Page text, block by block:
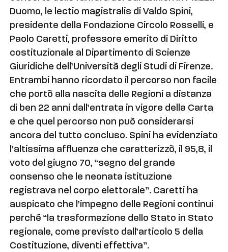
Duomo, le lectio magistralis di Valdo Spini,
presidente della Fondazione Circolo Rosselli, e
Paolo Caretti, professore emerito di Diritto
costituzionale al Dipartimento di Scienze
Giuridiche dell’Università degli Studi di Firenze.
Entrambi hanno ricordato il percorso non facile
che portò alla nascita delle Regioni a distanza
di ben 22 anni dall’entrata in vigore della Carta
e che quel percorso non può considerarsi
ancora del tutto concluso. Spini ha evidenziato
l’altissima affluenza che caratterizzò, il 95,8, il
voto del giugno 70, “segno del grande
consenso che le neonata istituzione
registrava nel corpo elettorale”. Caretti ha
auspicato che l’impegno delle Regioni continui
perché “la trasformazione dello Stato in Stato
regionale, come previsto dall’articolo 5 della
Costituzione, diventi effettiva”.